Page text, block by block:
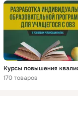
170 товаров